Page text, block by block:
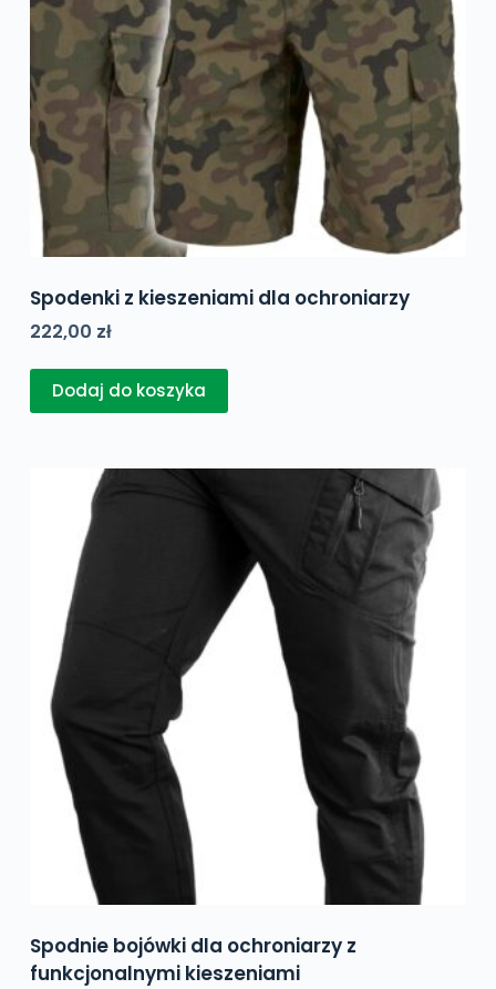
Spodenki z kieszeniami dla ochroniarzy
222,00 zł
Dodaj do koszyka
Spodnie bojówki dla ochroniarzy z
funkcjonalnymi kieszeniami